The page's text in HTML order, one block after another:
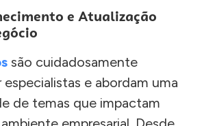
e Atualização
são cuidadosamente
e abordam uma
de temas que impactam